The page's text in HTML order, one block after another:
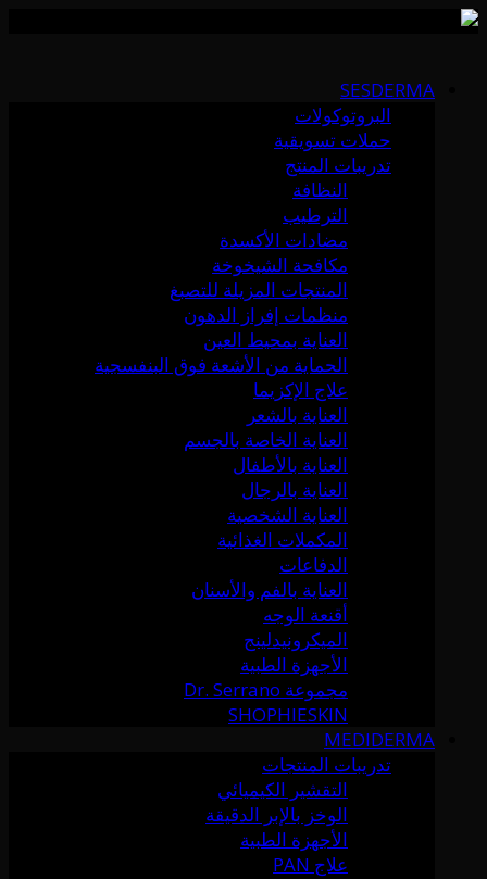
content
SESDERMA
البروتوكولات
حملات تسويقية
تدريبات المنتج
النظافة
الترطيب
مضادات الأكسدة
مكافحة الشيخوخة
المنتجات المزيلة للتصبغ
منظمات إفراز الدهون
العناية بمحيط العين
الحماية من الأشعة فوق البنفسجية
علاج الإكزيما
العناية بالشعر
العناية الخاصة بالجسم
العناية بالأطفال
العناية بالرجال
العناية الشخصية
المكملات الغذائية
الدفاعات
العناية بالفم والأسنان
أقنعة الوجه
الميكرونيدلينج
الأجهزة الطبية
مجموعة Dr. Serrano
SHOPHIESKIN
MEDIDERMA
تدريبات المنتجات
التقشير الكيميائي
الوخز بالإبر الدقيقة
الأجهزة الطبية
علاج PAN